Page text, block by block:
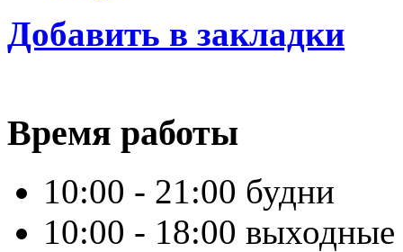
Добавить в закладки
Время работы
10:00 - 21:00 будни
10:00 - 18:00 выходные